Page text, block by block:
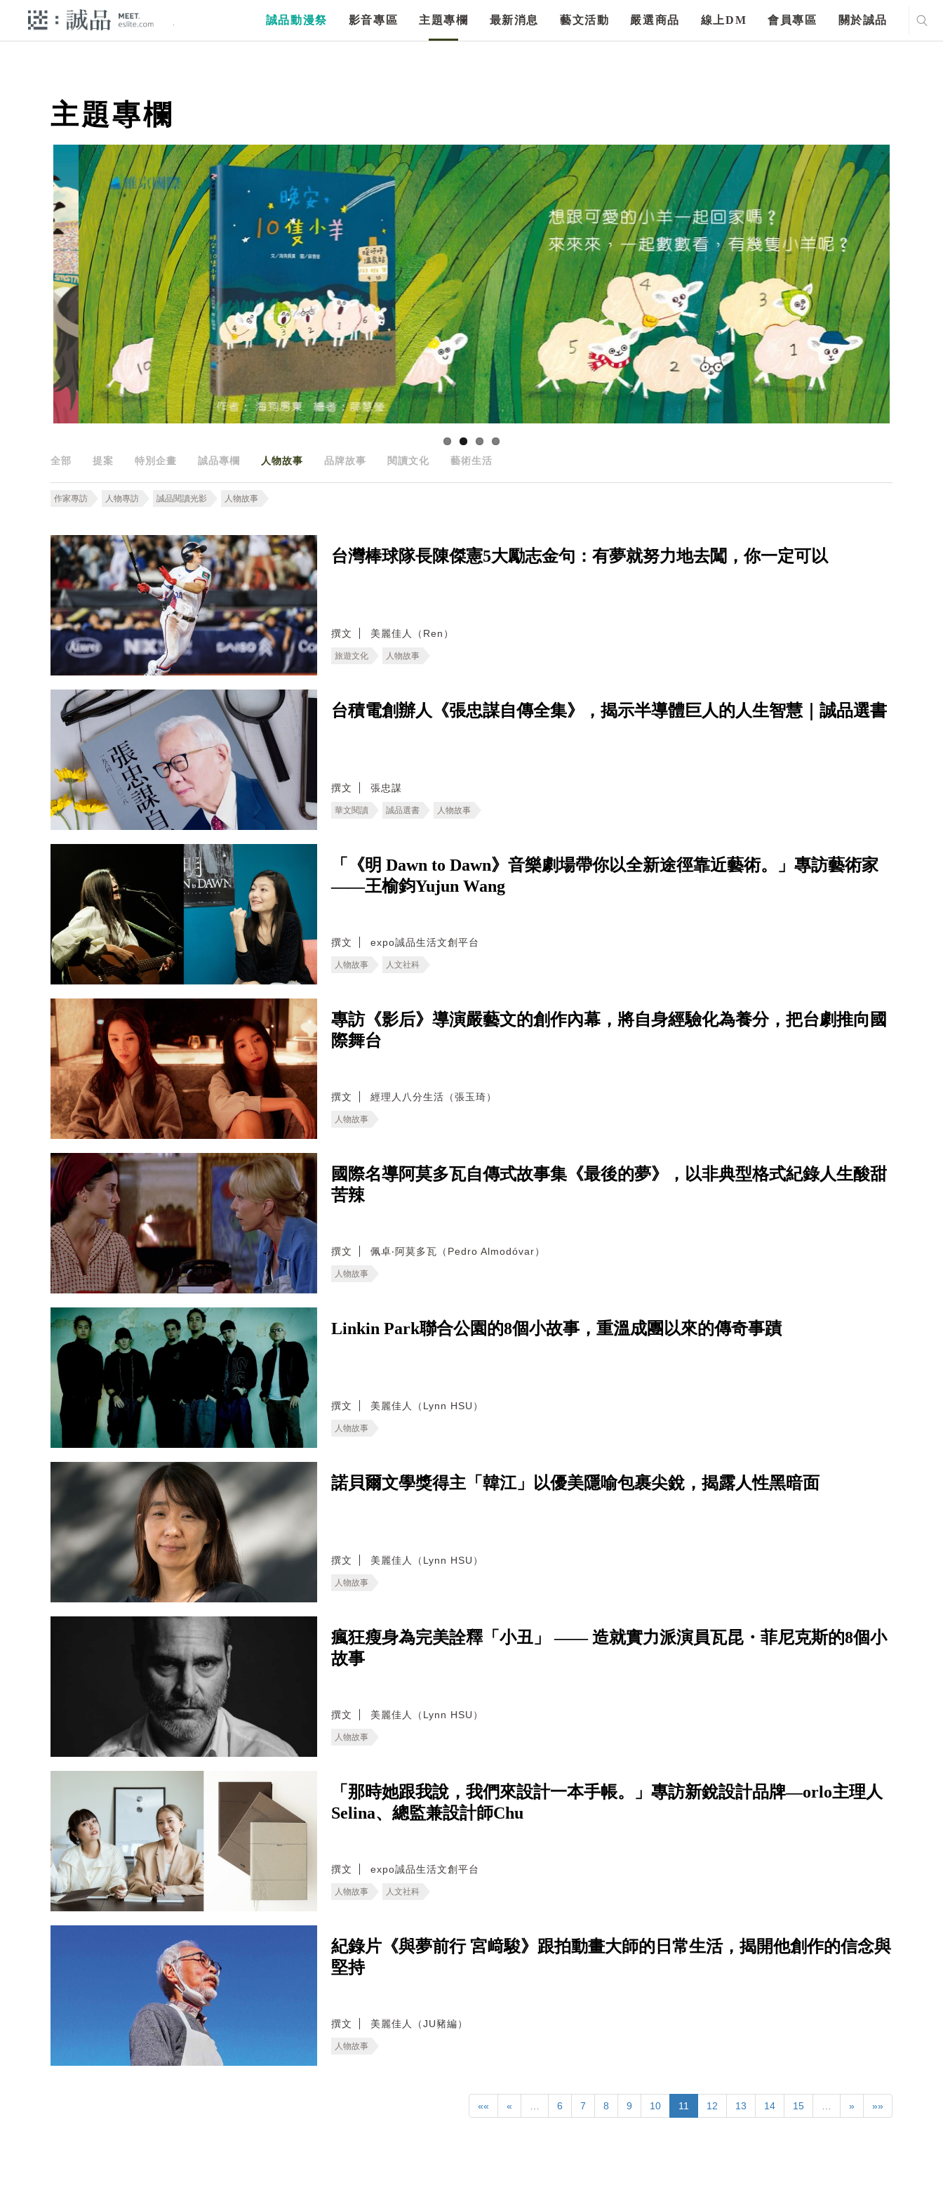
誠品動漫祭 影音專區 主題專欄 最新消息 藝文活動 嚴選商品 線上DM 會員專區 關於誠品
主題專欄
全部 提案 特別企畫 誠品專欄 人物故事 品牌故事 閱讀文化 藝術生活
作家專訪 人物專訪 誠品閱讀光影 人物故事
台灣棒球隊長陳傑憲5大勵志金句：有夢就努力地去闖，你一定可以
撰文 美麗佳人（Ren）
旅遊文化 人物故事
台積電創辦人《張忠謀自傳全集》，揭示半導體巨人的人生智慧｜誠品選書
撰文 張忠謀
華文閱讀 誠品選書 人物故事
「《明 Dawn to Dawn》音樂劇場帶你以全新途徑靠近藝術。」專訪藝術家
——王榆鈞Yujun Wang
撰文 expo誠品生活文創平台
人物故事 人文社科
專訪《影后》導演嚴藝文的創作內幕，將自身經驗化為養分，把台劇推向國
際舞台
撰文 經理人八分生活（張玉琦）
人物故事
國際名導阿莫多瓦自傳式故事集《最後的夢》，以非典型格式紀錄人生酸甜
苦辣
撰文 佩卓‧阿莫多瓦（Pedro Almodóvar）
人物故事
Linkin Park聯合公園的8個小故事，重溫成團以來的傳奇事蹟
撰文 美麗佳人（Lynn HSU）
人物故事
諾貝爾文學獎得主「韓江」以優美隱喻包裹尖銳，揭露人性黑暗面
撰文 美麗佳人（Lynn HSU）
人物故事
瘋狂瘦身為完美詮釋「小丑」 —— 造就實力派演員瓦昆・菲尼克斯的8個小
故事
撰文 美麗佳人（Lynn HSU）
人物故事
「那時她跟我說，我們來設計一本手帳。」專訪新銳設計品牌—orlo主理人
Selina、總監兼設計師Chu
撰文 expo誠品生活文創平台
人物故事 人文社科
紀錄片《與夢前行 宮﨑駿》跟拍動畫大師的日常生活，揭開他創作的信念與
堅持
撰文 美麗佳人（JU豬編）
人物故事
«« « … 6 7 8 9 10 11 12 13 14 15 … » »»